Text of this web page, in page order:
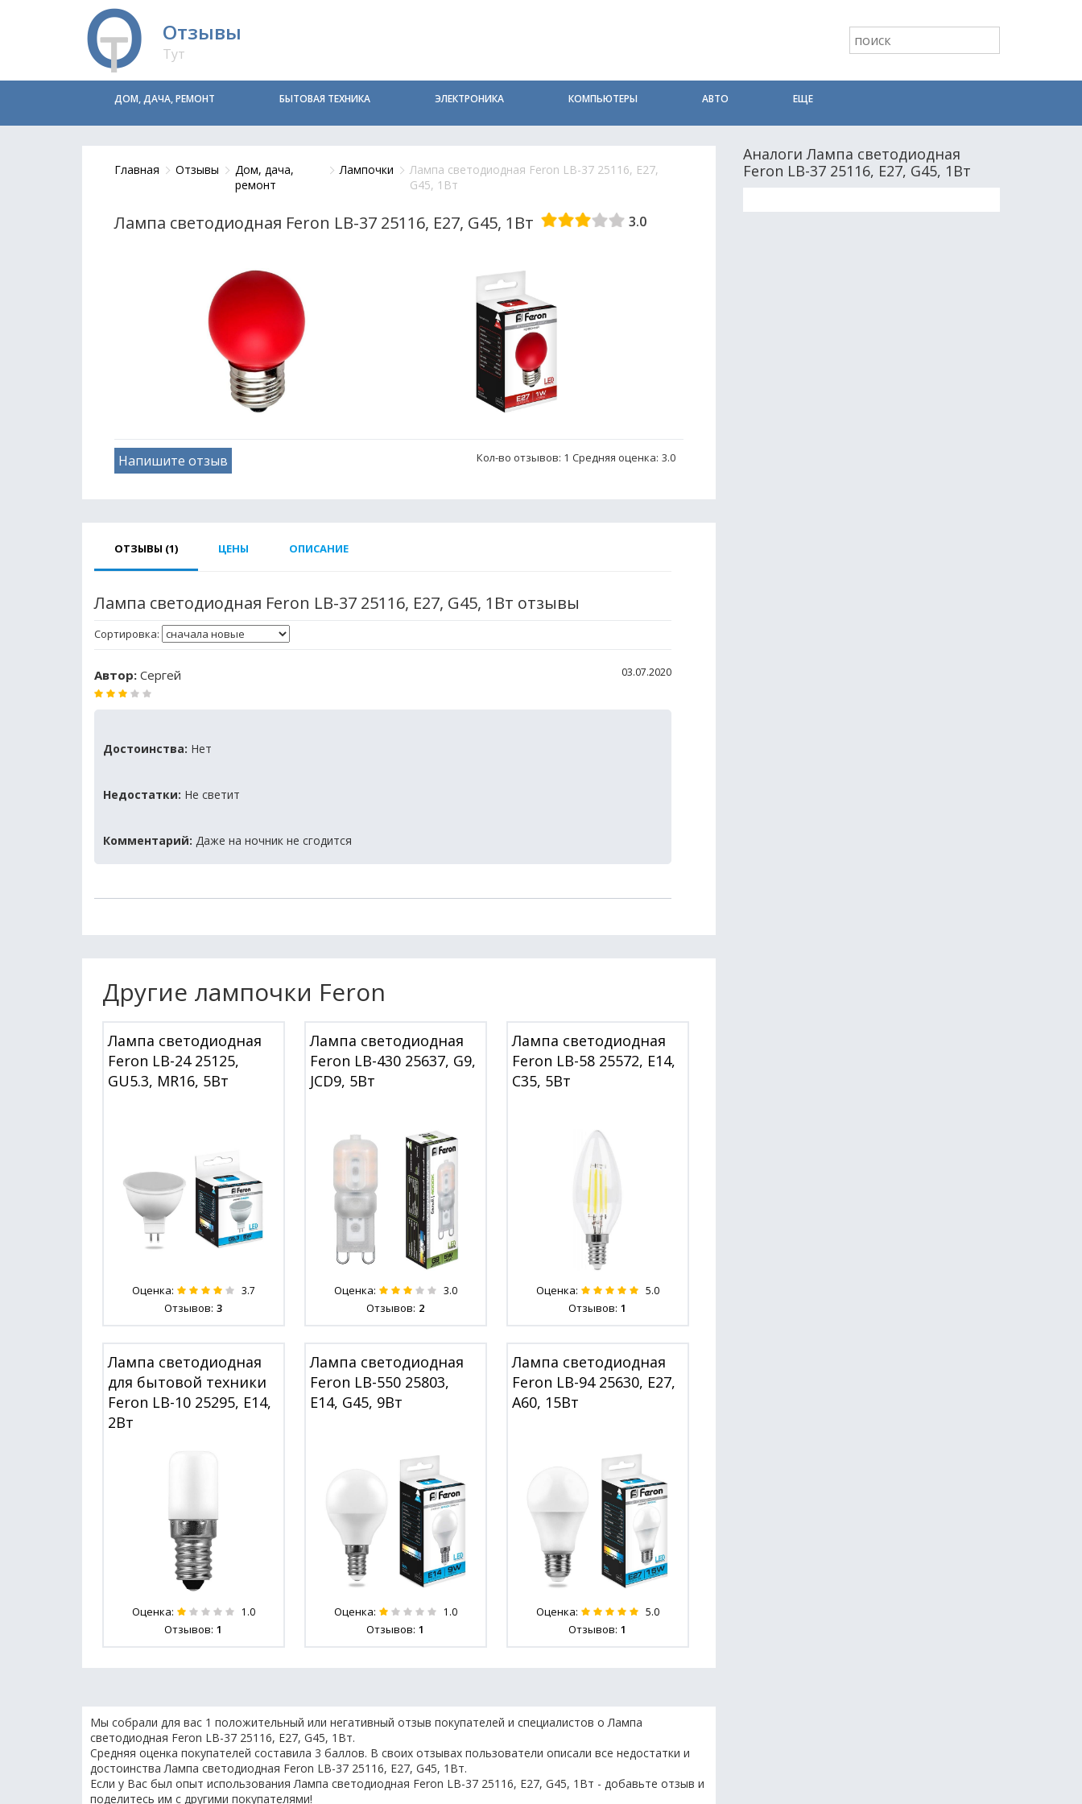
Отзывы
Тут
ДОМ, ДАЧА, РЕМОНТ БЫТОВАЯ ТЕХНИКА ЭЛЕКТРОНИКА КОМПЬЮТЕРЫ АВТО ЕЩЕ
Главная Отзывы
Дом, дача,
ремонт
Лампочки
Лампа светодиодная Feron LB-37 25116, E27,
G45, 1Вт
Лампа светодиодная Feron LB-37 25116, E27, G45, 1Вт 3.0
Кол-во отзывов: 1 Средняя оценка: 3.0
Напишите отзыв
ОТЗЫВЫ (1) ЦЕНЫ ОПИСАНИЕ
Лампа светодиодная Feron LB-37 25116, E27, G45, 1Вт отзывы
Сортировка:
Автор: Сергей 03.07.2020
Достоинства: Нет
Недостатки: Не светит
Комментарий: Даже на ночник не сгодится
Другие лампочки Feron
Лампа светодиодная
Feron LB-24 25125,
GU5.3, MR16, 5Вт
Оценка: 3.7
Отзывов: 3
Лампа светодиодная
Feron LB-430 25637, G9,
JCD9, 5Вт
Оценка: 3.0
Отзывов: 2
Лампа светодиодная
Feron LB-58 25572, E14,
C35, 5Вт
Оценка: 5.0
Отзывов: 1
Лампа светодиодная
для бытовой техники
Feron LB-10 25295, E14,
2Вт
Оценка: 1.0
Отзывов: 1
Лампа светодиодная
Feron LB-550 25803,
E14, G45, 9Вт
Оценка: 1.0
Отзывов: 1
Лампа светодиодная
Feron LB-94 25630, E27,
A60, 15Вт
Оценка: 5.0
Отзывов: 1
Мы собрали для вас 1 положительный или негативный отзыв покупателей и специалистов о Лампа
светодиодная Feron LB-37 25116, E27, G45, 1Вт.
Средняя оценка покупателей составила 3 баллов. В своих отзывах пользователи описали все недостатки и
достоинства Лампа светодиодная Feron LB-37 25116, E27, G45, 1Вт.
Если у Вас был опыт использования Лампа светодиодная Feron LB-37 25116, E27, G45, 1Вт - добавьте отзыв и
поделитесь им с другими покупателями!
Аналоги Лампа светодиодная
Feron LB-37 25116, E27, G45, 1Вт